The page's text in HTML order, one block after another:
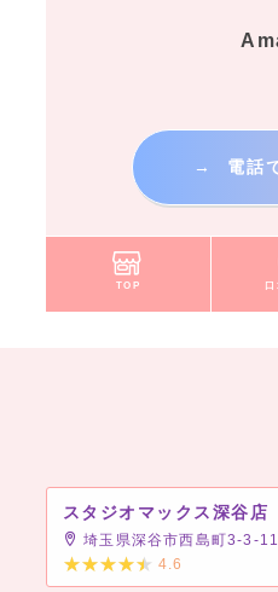
→ 電話
TOP
スタジオマックス深谷店
埼玉県深谷市西島町3-3-11
4.6